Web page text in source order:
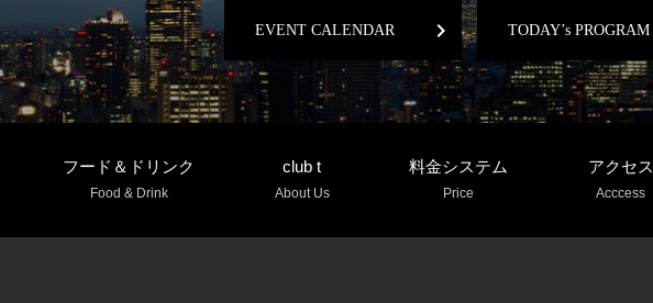
EVENT CALENDAR chevron_right TODAY’s PROGRAM
フード＆ドリンク
Food & Drink
club t
About Us
料金システム
Price
アクセス
Acccess